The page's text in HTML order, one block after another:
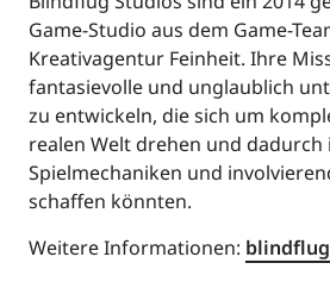
Game-Studio aus dem Game-
Kreativagentur Feinheit. Ihre
fantasievolle und unglaublich
zu entwickeln, die sich um
realen Welt drehen und
Spielmechaniken und
schaffen könnten.
Weitere Informationen: